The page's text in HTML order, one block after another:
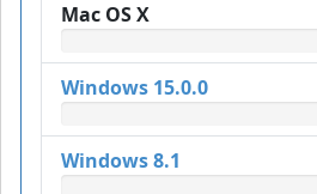
Mac OS X
Windows 15.0.0
Windows 8.1